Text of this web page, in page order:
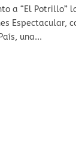
a “El Potrillo”
Espectacular,
una...